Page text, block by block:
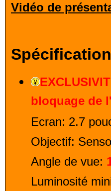
Vidéo de
bloquage de
Ecran: 2.7
Objectif:
Angle de vue:
Luminosité